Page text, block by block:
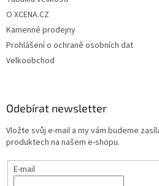
O XCENA.CZ
Kamenné prodejny
Prohlášení o ochraně osobních dat
Velkoobchod
Odebírat newsletter
Vložte svůj e-mail a my vám budeme
produktech na našem e-shopu.
E-mail